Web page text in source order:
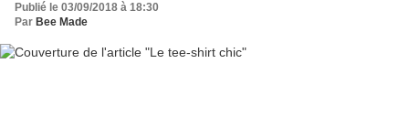
Publié le 03/09/2018 à 18:30
Par Bee Made